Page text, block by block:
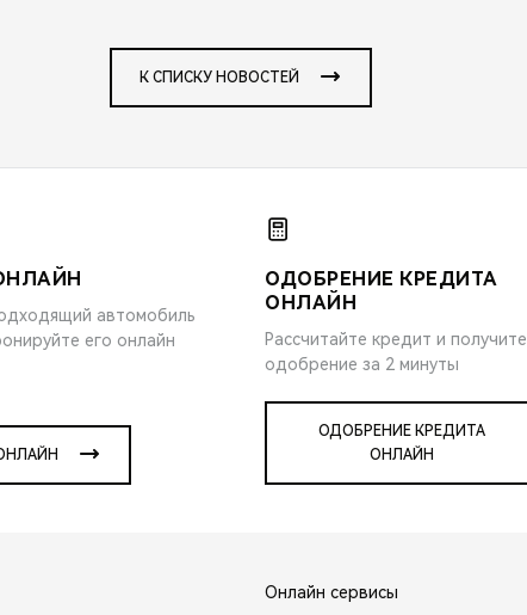
К СПИСКУ НОВОСТЕЙ
автомобиль
его онлайн
ОДОБРЕНИЕ КРЕДИТА
ОНЛАЙН
Рассчитайте кредит и получите
одобрение за 2 минуты
ОДОБРЕНИЕ КРЕДИТА
ОНЛАЙН
Онлайн сервисы